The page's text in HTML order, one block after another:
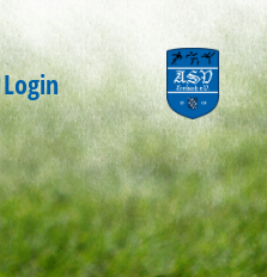
Login